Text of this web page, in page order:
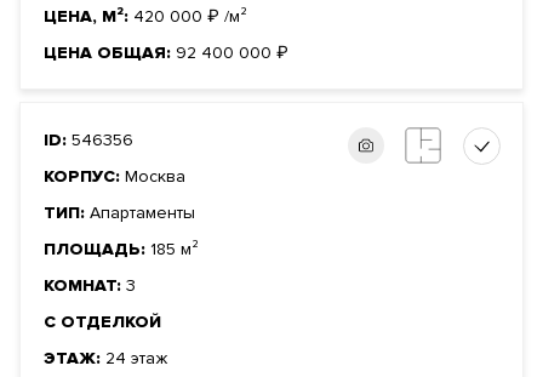
ЦЕНА, М²: 420 000 ₽ /м²
ЦЕНА ОБЩАЯ: 92 400 000 ₽
ID: 546356
КОРПУС: Москва
ТИП: Апартаменты
ПЛОЩАДЬ: 185 м²
КОМНАТ: 3
С ОТДЕЛКОЙ
ЭТАЖ: 24 этаж